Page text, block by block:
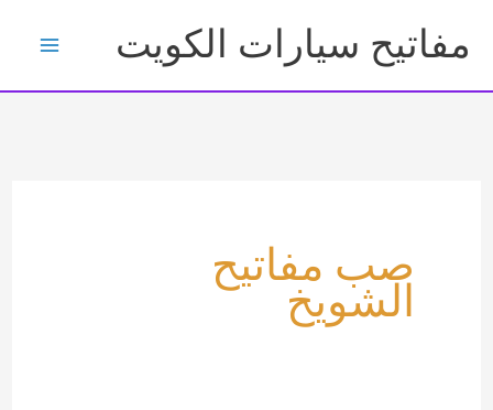
إلى
المحتوى
مفاتيح سيارات الكويت
صب مفاتيح
الشويخ